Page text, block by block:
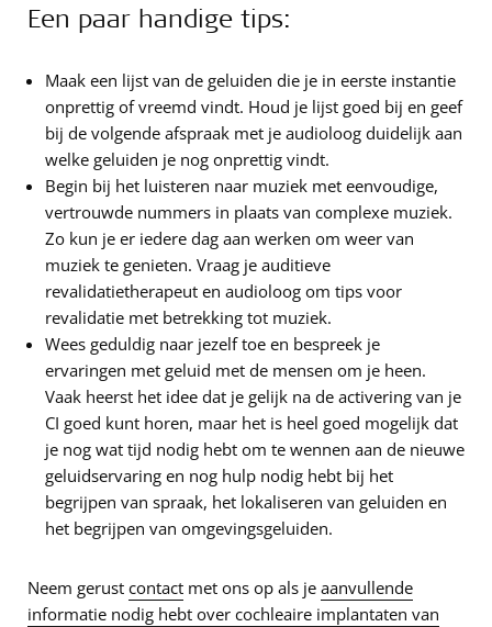
Een paar handige tips:
Maak een lijst van de geluiden die je in eerste instantie
onprettig of vreemd vindt. Houd je lijst goed bij en geef
bij de volgende afspraak met je audioloog duidelijk aan
welke geluiden je nog onprettig vindt.
Begin bij het luisteren naar muziek met eenvoudige,
vertrouwde nummers in plaats van complexe muziek.
Zo kun je er iedere dag aan werken om weer van
muziek te genieten. Vraag je auditieve
revalidatietherapeut en audioloog om tips voor
revalidatie met betrekking tot muziek.
Wees geduldig naar jezelf toe en bespreek je
ervaringen met geluid met de mensen om je heen.
Vaak heerst het idee dat je gelijk na de activering van je
CI goed kunt horen, maar het is heel goed mogelijk dat
je nog wat tijd nodig hebt om te wennen aan de nieuwe
geluidservaring en nog hulp nodig hebt bij het
begrijpen van spraak, het lokaliseren van geluiden en
het begrijpen van omgevingsgeluiden.
Neem gerust contact met ons op als je aanvullende
informatie nodig hebt over cochleaire implantaten van